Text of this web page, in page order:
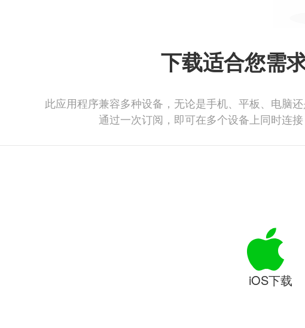
下载适合您需
此应用程序兼容多种设备，无论是手机、平板、电脑
通过一次订阅，即可在多个设备上同时连接
iOS下载